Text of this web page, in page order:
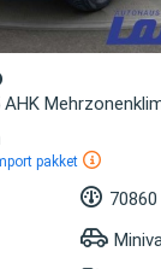
AHK
pakket
70860